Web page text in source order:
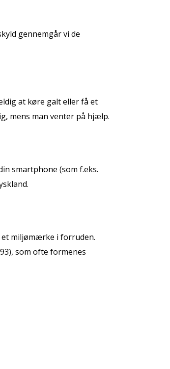
gennemgår vi de
at køre galt eller få et
mens man venter på hjælp.
smartphone (som f.eks.
miljømærke i forruden.
som ofte formenes